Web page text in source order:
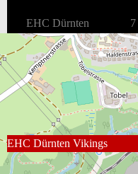
EHC Dürnten
Vikings
7
SC Küsnacht 5
Box Score
EHC Dürnten Vikings
Position